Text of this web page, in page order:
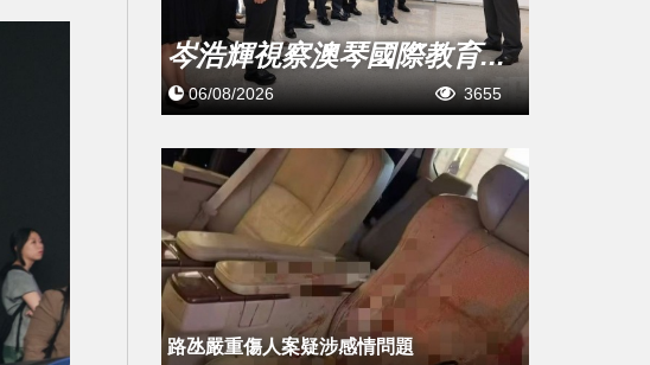
岑浩輝視察澳琴國際教育...
06/08/2026 3655
​路氹嚴重傷人案疑涉感情問題